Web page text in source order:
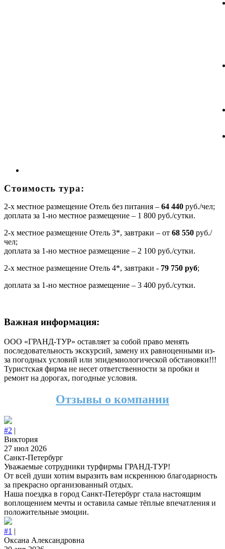
Стоимость тура:
2-х местное размещение Отель без питания – 64 440 руб./чел;
доплата за 1-но местное размещение – 1 800 руб./сутки.
2-х местное размещение Отель 3*, завтраки – от 68 550 руб./
чел;
доплата за 1-но местное размещение – 2 100 руб./сутки.
2-х местное размещение Отель 4*, завтраки - 79 750 руб;
доплата за 1-но местное размещение – 3 400 руб./сутки.
Важная информация:
ООО «ГРАНД-ТУР» оставляет за собой право менять
последовательность экскурсий, замену их равноценными из-
за погодных условий или эпидемиологической обстановки!!!
Туристская фирма не несет ответственности за пробки и
ремонт на дорогах, погодные условия.
Отзывы о компании
#2 |
Виктория
27 июл 2026
Санкт-Петербург
Уважаемые сотрудники турфирмы ГРАНД-ТУР!
От всей души хотим выразить вам искреннюю благодарность
за прекрасно организованный отдых.
Наша поездка в город Санкт-Петербург стала настоящим
воплощением мечты и оставила самые тёплые впечатления и
положительные эмоции.
#1 |
Оксана Александровна